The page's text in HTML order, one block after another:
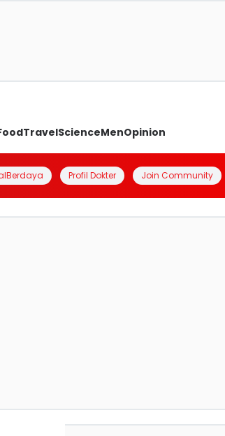
TravelScienceMenOpinion
Profil Dokter Join Community